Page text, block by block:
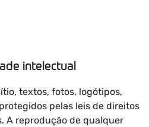
intelectual
textos, fotos, logótipos,
pelas leis de direitos
A reprodução de qualquer